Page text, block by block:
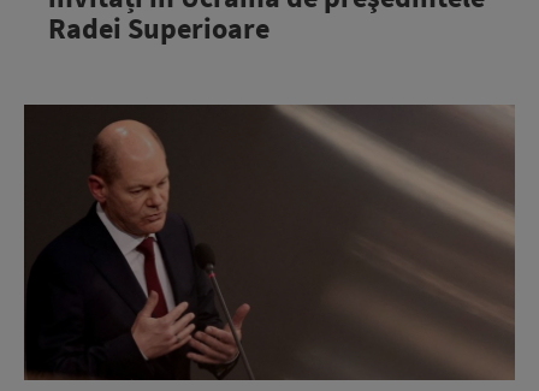
Radei Superioare